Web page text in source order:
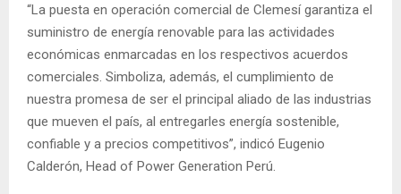
“La puesta en operación comercial de Clemesí garantiza el
suministro de energía renovable para las actividades
económicas enmarcadas en los respectivos acuerdos
comerciales. Simboliza, además, el cumplimiento de
nuestra promesa de ser el principal aliado de las industrias
que mueven el país, al entregarles energía sostenible,
confiable y a precios competitivos”, indicó Eugenio
Calderón, Head of Power Generation Perú.